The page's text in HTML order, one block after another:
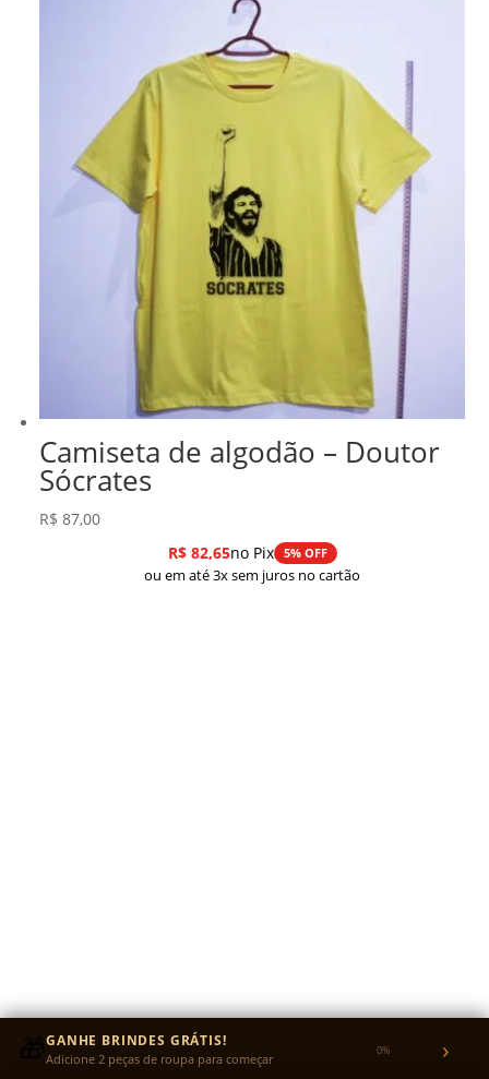
Camiseta de algodão – Doutor
Sócrates
R$ 87,00
R$82,65no Pix 5% OFF
ou em até 3x sem juros no cartão
🎁GANHE BRINDES GRÁTIS!
Adicione 2 peças de roupa para começar 0% ›